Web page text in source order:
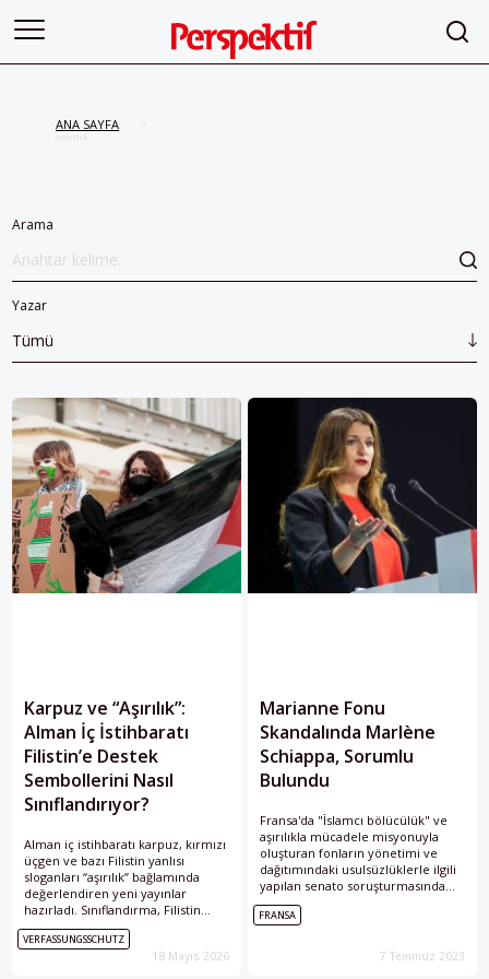
ANA SAYFA
aşırılık
Arama
Yazar
Tümü
Karpuz ve “Aşırılık”:
Alman İç İstihbaratı
Filistin’e Destek
Sembollerini Nasıl
Sınıflandırıyor?
Alman iç istihbaratı karpuz, kırmızı
üçgen ve bazı Filistin yanlısı
sloganları “aşırılık” bağlamında
değerlendiren yeni yayınlar
hazırladı. Sınıflandırma, Filistin
dayanışması sembollerinin hangi
ölçütlerle güvenlik tehdidi sayıldığı
ve Almanya’da ifade özgürlüğünün
VERFASSUNGSSCHUTZ
18 Mayıs 2026
Marianne Fonu
Skandalında Marlène
Schiappa, Sorumlu
Bulundu
Fransa'da "İslamcı bölücülük" ve
aşırılıkla mücadele misyonuyla
oluşturan fonların yönetimi ve
dağıtımındaki usulsüzlüklerle ilgili
yapılan senato soruşturmasında
Bakan Marlène Schiappa sorumlu
bulundu.
FRANSA
7 Temmuz 2023